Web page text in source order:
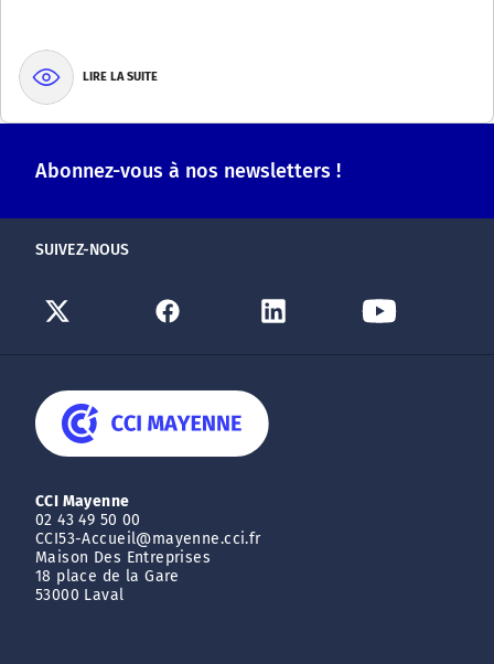
LIRE LA SUITE
Abonnez-vous à nos newsletters !
SUIVEZ-NOUS
CCI Mayenne
02 43 49 50 00
CCI53-Accueil@mayenne.cci.fr
Maison Des Entreprises
18 place de la Gare
53000 Laval